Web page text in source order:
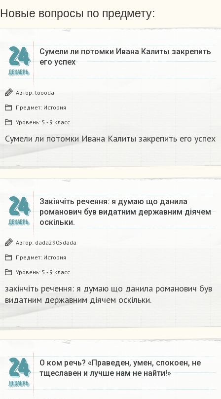
Новые вопросы по предмету:
24
ДЕКАБРЬ
Сумели ли потомки Ивана Калиты закрепить
его успех
Автор: loooda
Предмет: История
Уровень: 5 - 9 класс
Сумели ли потомки Ивана Калиты закрепить его успех
24
ДЕКАБРЬ
Закінчіть речення: я думаю що данила
романович був видатним державним діячем
оскільки.
Автор: dada2905dada
Предмет: История
Уровень: 5 - 9 класс
закінчіть речення: я думаю що данила романович був
видатним державним діячем оскільки.
24
ДЕКАБРЬ
О ком речь? «Праведен, умен, спокоен, не
тщеславен и лучше нам не найти!»